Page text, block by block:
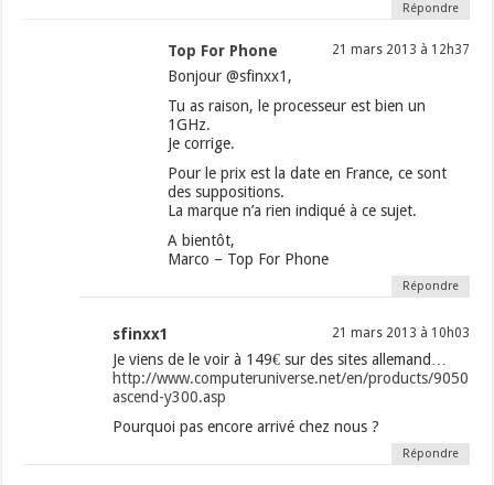
Répondre
Top For Phone 21 mars 2013 à 12h37
Bonjour @sfinxx1,
Tu as raison, le processeur est bien un
1GHz.
Je corrige.
Pour le prix est la date en France, ce sont
des suppositions.
La marque n’a rien indiqué à ce sujet.
A bientôt,
Marco – Top For Phone
Répondre
sfinxx1 21 mars 2013 à 10h03
Je viens de le voir à 149€ sur des sites allemand…
http://www.computeruniverse.net/en/products/
ascend-y300.asp
Pourquoi pas encore arrivé chez nous ?
Répondre